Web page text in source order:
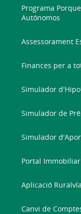
Programa
Autónomos
Assessorament
Finances per a
Simulador
Simulador de
Simulador
Portal
Aplicació
Canvi de